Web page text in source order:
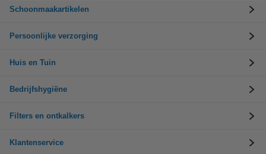
Schoonmaakartikelen
Persoonlijke verzorging
Huis en Tuin
Bedrijfshygiëne
Filters en ontkalkers
Klantenservice